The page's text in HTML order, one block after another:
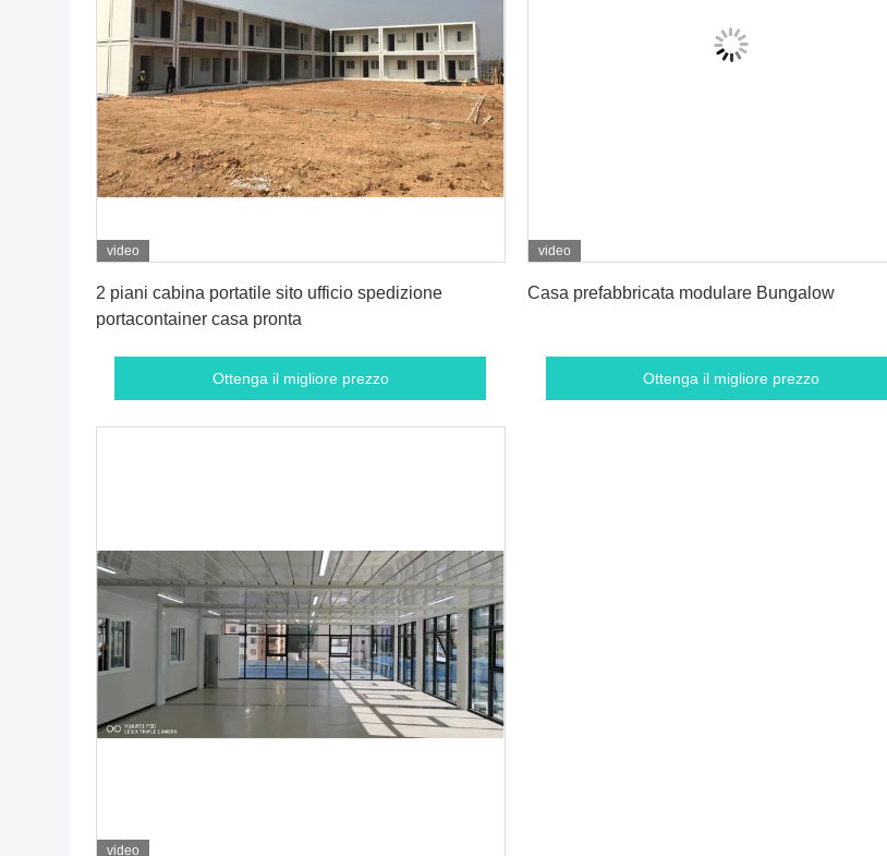
video
2 piani cabina portatile sito ufficio spedizione
portacontainer casa pronta
Ottenga il migliore prezzo
video
Casa prefabbricata modulare Bungalow
Ottenga il migliore prezzo
video